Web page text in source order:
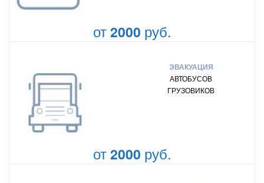
от2000 руб.
ЭВАКУАЦИЯ
АВТОБУСОВ
ГРУЗОВИКОВ
от2000 руб.